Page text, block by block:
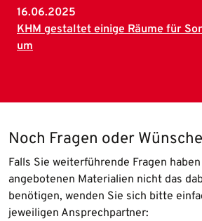
16.06.2025
KHM gestaltet einige Räume für
um
Noch Fragen oder
Falls Sie weiterführende Fragen
angebotenen Materialien nicht das
benötigen, wenden Sie sich bitte
jeweiligen Ansprechpartner: